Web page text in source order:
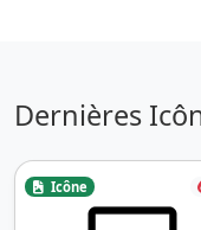
Dernières
Icône